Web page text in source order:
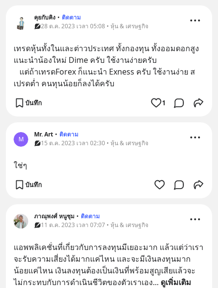
คุยกับคิง • ติดตาม
28 ต.ค. 2023 เวลา 05:08 • หุ้น & เศรษฐกิจ
เทรดหุ้นทั้งในและต่าวประเทศ ทั้งกองทุน ทั้งออมดอกสูง
แนะนำน้องใหม่ Dime ครับ ใช้งานง่ายครับ
เปรดต่ำ คนทุนน้อยก็ลงได้ครับ
บันทึก 1
M
Mr. Art • ติดตาม
15 ต.ค. 2023 เวลา 02:30 • หุ้น & เศรษฐกิจ
ใช่ๆ
บันทึก
ภาณุ​พงศ์​ หนู​ชุม​ • ติดตาม
11 ต.ค. 2023 เวลา 07:07 • หุ้น & เศรษฐกิจ
แอพพลิเคชั่นที่เกี่ยวกับการลงทุนมีเยอะมาก แล้วแต่ว่าเรา
จะรับความเสี่ยงได้มากแค่ไหน และจะมีเงินลงทุนมาก
น้อยแค่ไหน เงินลงทุนต้องเป็นเงินที่พร้อมสูญเสียแล้วจะ
ไม่กระทบกับการดำเนินชีวิตของตัวเราเอง... ดูเพิ่มเติม